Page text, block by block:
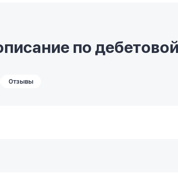
по
Отзывы